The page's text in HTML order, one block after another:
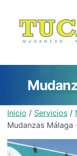
Inicio / Servicios /
Mudanzas Málaga